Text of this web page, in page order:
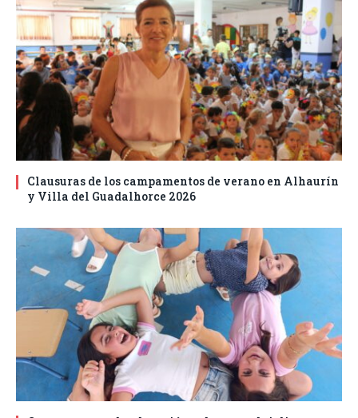
Clausuras de los campamentos de verano en Alhaurín
y Villa del Guadalhorce 2026